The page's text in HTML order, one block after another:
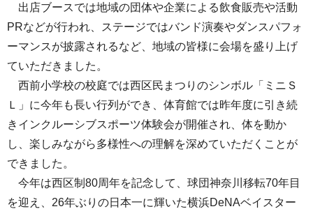
出店ブースでは地域の団体や企業による飲食販売や活動
PRなどが行われ、ステージではバンド演奏やダンスパフォ
ーマンスが披露されるなど、地域の皆様に会場を盛り上げ
ていただきました。
西前小学校の校庭では西区民まつりのシンボル「ミニＳ
Ｌ」に今年も長い行列ができ、体育館では昨年度に引き続
きインクルーシブスポーツ体験会が開催され、体を動か
し、楽しみながら多様性への理解を深めていただくことが
できました。
今年は西区制80周年を記念して、球団神奈川移転70年目
を迎え、26年ぶりの日本一に輝いた横浜DeNAベイスター